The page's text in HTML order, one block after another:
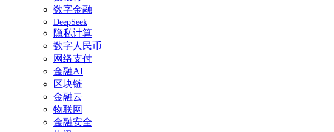
数字金融
DeepSeek
隐私计算
数字人民币
网络支付
金融AI
区块链
金融云
物联网
金融安全